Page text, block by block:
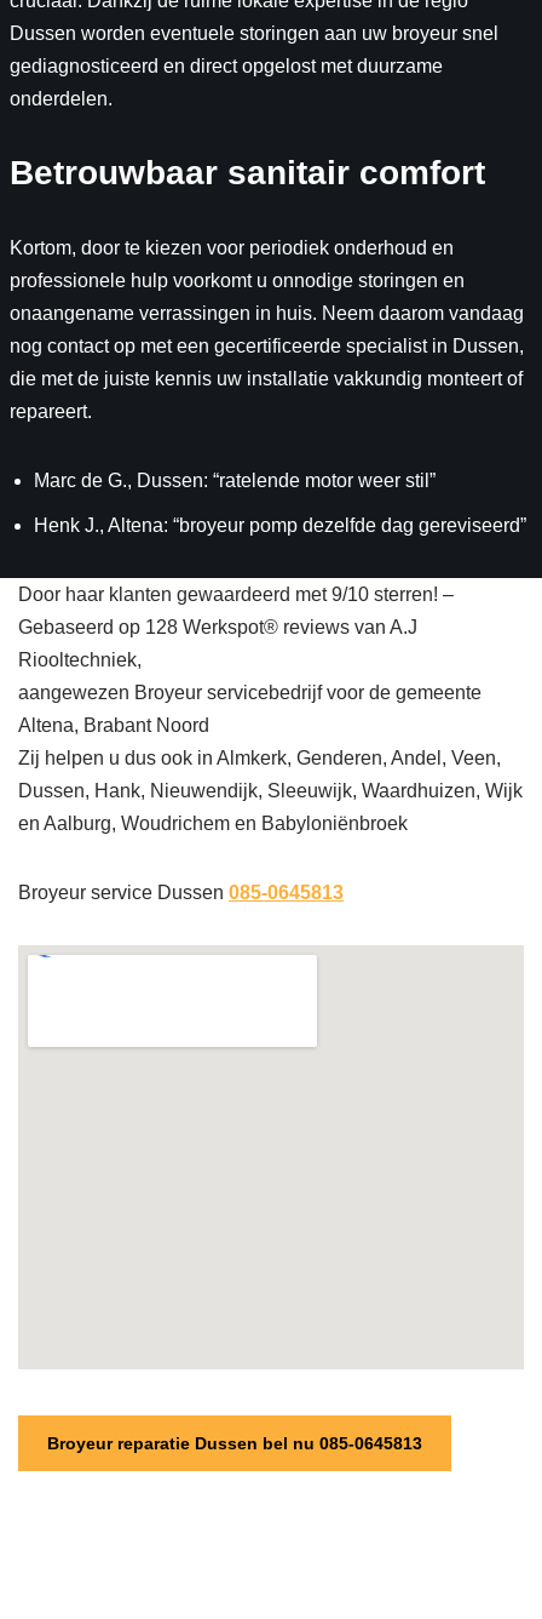
Dussen worden eventuele storingen aan uw broyeur snel
gediagnosticeerd en direct opgelost met duurzame
onderdelen.
Betrouwbaar sanitair comfort
Kortom, door te kiezen voor periodiek onderhoud en
professionele hulp voorkomt u onnodige storingen en
onaangename verrassingen in huis. Neem daarom vandaag
nog contact op met een gecertificeerde specialist in Dussen,
die met de juiste kennis uw installatie vakkundig monteert of
repareert.
Marc de G., Dussen: “ratelende motor weer stil”
Henk J., Altena: “broyeur pomp dezelfde dag gereviseerd”
Door haar klanten gewaardeerd met 9/10 sterren! –
Gebaseerd op 128 Werkspot® reviews van A.J
Riooltechniek,
aangewezen Broyeur servicebedrijf voor de gemeente
Altena, Brabant Noord
Zij helpen u dus ook in Almkerk, Genderen, Andel, Veen,
Dussen, Hank, Nieuwendijk, Sleeuwijk, Waardhuizen, Wijk
en Aalburg, Woudrichem en Babyloniënbroek
Broyeur service Dussen 085-0645813
Broyeur reparatie Dussen bel nu 085-0645813